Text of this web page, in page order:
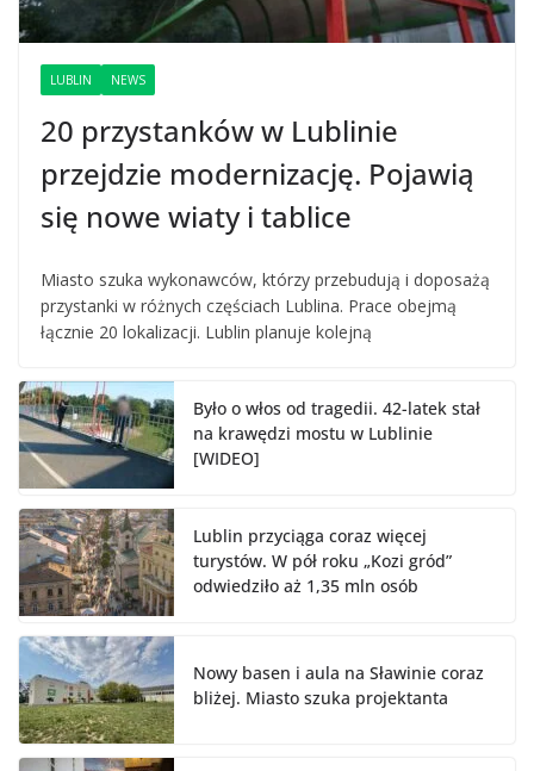
LUBLIN NEWS
20 przystanków w Lublinie
przejdzie modernizację. Pojawią
się nowe wiaty i tablice
Miasto szuka wykonawców, którzy przebudują i doposażą
przystanki w różnych częściach Lublina. Prace obejmą
łącznie 20 lokalizacji. Lublin planuje kolejną
Było o włos od tragedii. 42-latek stał
na krawędzi mostu w Lublinie
[WIDEO]
Lublin przyciąga coraz więcej
turystów. W pół roku „Kozi gród”
odwiedziło aż 1,35 mln osób
Nowy basen i aula na Sławinie coraz
bliżej. Miasto szuka projektanta